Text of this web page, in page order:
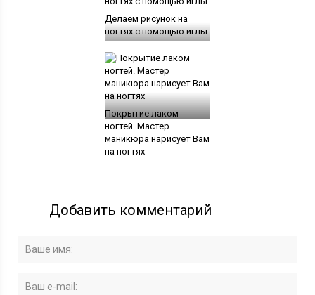
Делаем рисунок на
ногтях с помощью иглы
Покрытие лаком
ногтей. Мастер
маникюра нарисует Вам
на ногтях
Добавить комментарий